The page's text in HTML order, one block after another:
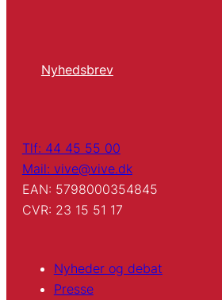
Nyhedsbrev
Tlf: 44 45 55 00
Mail: vive@vive.dk
EAN: 5798000354845
CVR: 23 15 51 17
Nyheder og debat
Presse